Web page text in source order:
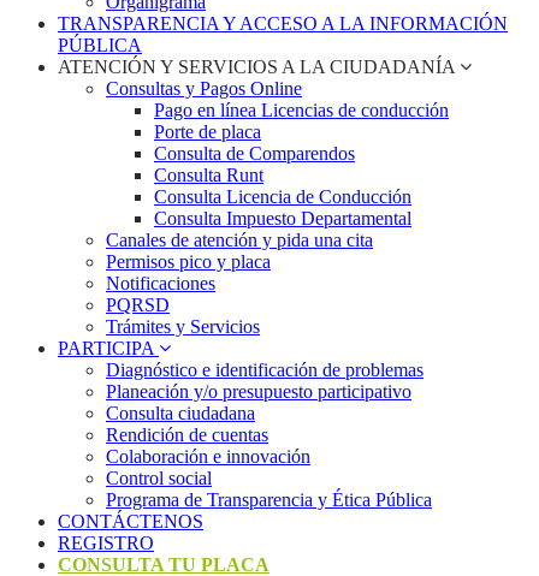
TRANSPARENCIA Y ACCESO A LA INFORMACIÓN
PÚBLICA
ATENCIÓN Y SERVICIOS A LA CIUDADANÍA
Consultas y Pagos Online
Pago en línea Licencias de conducción
Porte de placa
Consulta de Comparendos
Consulta Runt
Consulta Licencia de Conducción
Consulta Impuesto Departamental
Canales de atención y pida una cita
Permisos pico y placa
Notificaciones
PQRSD
Trámites y Servicios
PARTICIPA
Diagnóstico e identificación de problemas
Planeación y/o presupuesto participativo​
Consulta ciudadana
Rendición de cuentas
Colaboración e innovación
Control social
Programa de Transparencia y Ética Pública
CONTÁCTENOS
REGISTRO
CONSULTA TU PLACA